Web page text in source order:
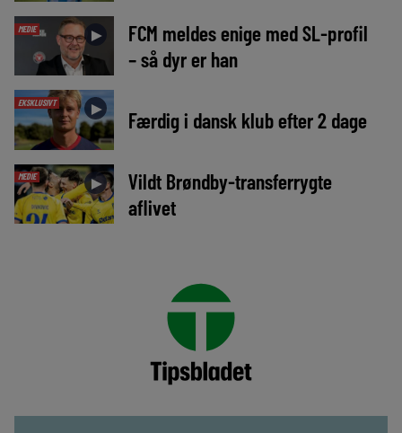
MEDIE ►
FCM meldes enige med SL-profil
– så dyr er han
EKSKLUSIVT ► Færdig i dansk klub efter 2 dage
MEDIE ►
Vildt Brøndby-transferrygte
aflivet